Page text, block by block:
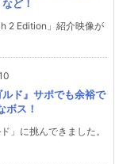
ど！
2 Edition」紹介映像が
ド』サポでも余裕で
ボス！
」に挑んできました。